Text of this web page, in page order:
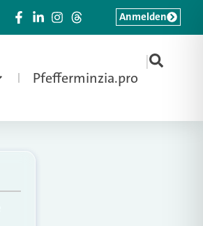
Pfefferminzia.pro
|
Anmelden